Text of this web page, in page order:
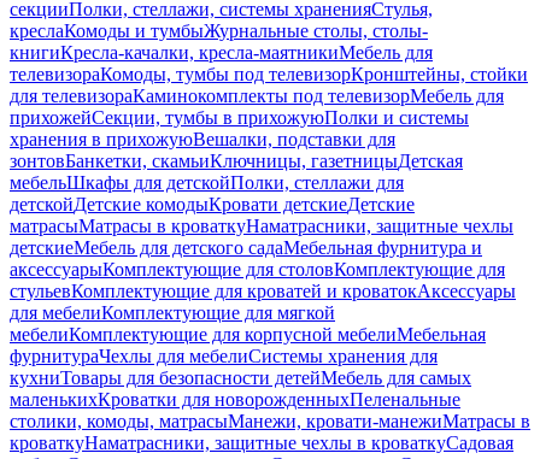
секцииПолки, стеллажи, системы храненияСтулья,
креслаКомоды и тумбыЖурнальные столы, столы-
книгиКресла-качалки, кресла-маятникиМебель для
телевизораКомоды, тумбы под телевизорКронштейны, стойки
для телевизораКаминокомплекты под телевизорМебель для
прихожейСекции, тумбы в прихожуюПолки и системы
хранения в прихожуюВешалки, подставки для
зонтовБанкетки, скамьиКлючницы, газетницыДетская
мебельШкафы для детскойПолки, стеллажи для
детскойДетские комодыКровати детскиеДетские
матрасыМатрасы в кроваткуНаматрасники, защитные чехлы
детскиеМебель для детского садаМебельная фурнитура и
аксессуарыКомплектующие для столовКомплектующие для
стульевКомплектующие для кроватей и кроватокАксессуары
для мебелиКомплектующие для мягкой
мебелиКомплектующие для корпусной мебелиМебельная
фурнитураЧехлы для мебелиСистемы хранения для
кухниТовары для безопасности детейМебель для самых
маленькихКроватки для новорожденныхПеленальные
столики, комоды, матрасыМанежи, кровати-манежиМатрасы в
кроваткуНаматрасники, защитные чехлы в кроваткуСадовая